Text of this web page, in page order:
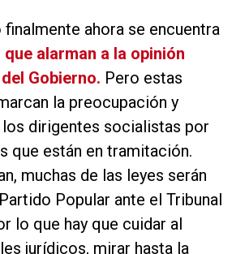
ahora se encuentra
alarman a la opinión
Gobierno. Pero estas
la preocupación y
los dirigentes socialistas por
que están en tramitación.
muchas de las leyes serán
Popular ante el Tribunal
lo que hay que cuidar al
jurídicos, mirar hasta la